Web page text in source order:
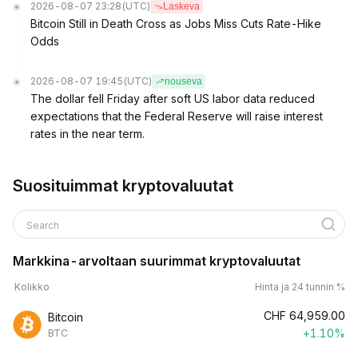
2026-08-07 23:28 (UTC) Laskeva
Bitcoin Still in Death Cross as Jobs Miss Cuts Rate-Hike
Odds
2026-08-07 19:45 (UTC) nouseva
The dollar fell Friday after soft US labor data reduced
expectations that the Federal Reserve will raise interest
rates in the near term.
Suosituimmat kryptovaluutat
Search
Markkina-arvoltaan suurimmat kryptovaluutat
Kolikko Hinta ja 24 tunnin %
Bitcoin
BTC
CHF 64,959.00
+1.10%